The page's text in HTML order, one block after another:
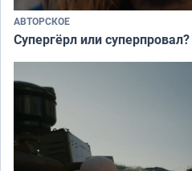
АВТОРСКОЕ
Супергёрл или суперпровал?